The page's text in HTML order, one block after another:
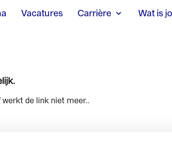
Vacatures Carrière Wat is
de link niet meer..